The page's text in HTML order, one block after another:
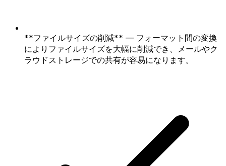
**ファイルサイズの削減** — フォーマット間の変換
によりファイルサイズを大幅に削減でき、メールやク
ラウドストレージでの共有が容易になります。